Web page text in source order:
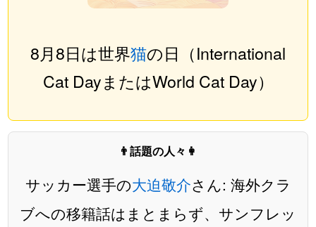
8月8日は世界猫の日（International
Cat DayまたはWorld Cat Day）
👨話題の人々👩
サッカー選手の大迫敬介さん: 海外クラ
ブへの移籍話はまとまらず、サンフレッ